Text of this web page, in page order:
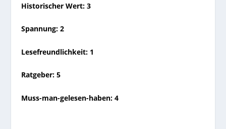
Historischer Wert: 3
Spannung: 2
Lesefreundlichkeit: 1
Ratgeber: 5
Muss-man-gelesen-haben: 4